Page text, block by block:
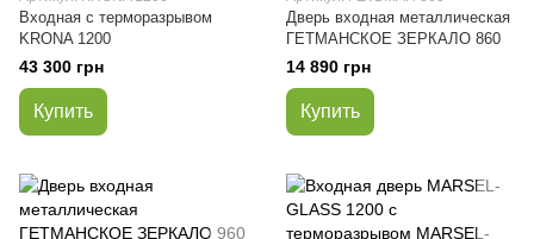
Входная с терморазрывом
KRONA 1200
43 300 грн
Купить
Дверь входная металлическая
ГЕТМАНСКОЕ ЗЕРКАЛО 860
14 890 грн
Купить